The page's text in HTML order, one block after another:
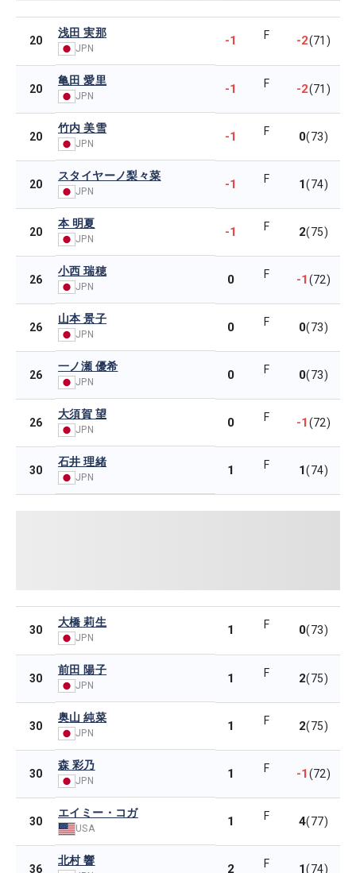
20
浅田 実那
JPN
-1 F -2(71)
20
亀田 愛里
JPN -1 F -2(71)
20
竹内 美雪
JPN -1 F 0(73)
20
スタイヤーノ梨々菜
JPN -1 F 1(74)
20
本 明夏
JPN -1 F 2(75)
26
小西 瑞穂
JPN 0 F -1(72)
26
山本 景子
JPN 0 F 0(73)
26
一ノ瀬 優希
JPN 0 F 0(73)
26
大須賀 望
JPN 0 F -1(72)
30
石井 理緒
JPN 1 F 1(74)
30
大橋 莉生
JPN
1 F 0(73)
30
前田 陽子
JPN 1 F 2(75)
30
奥山 純菜
JPN 1 F 2(75)
30
森 彩乃
JPN 1 F -1(72)
30
エイミー・コガ
USA 1 F 4(77)
36
北村 響
2 F 1(74)